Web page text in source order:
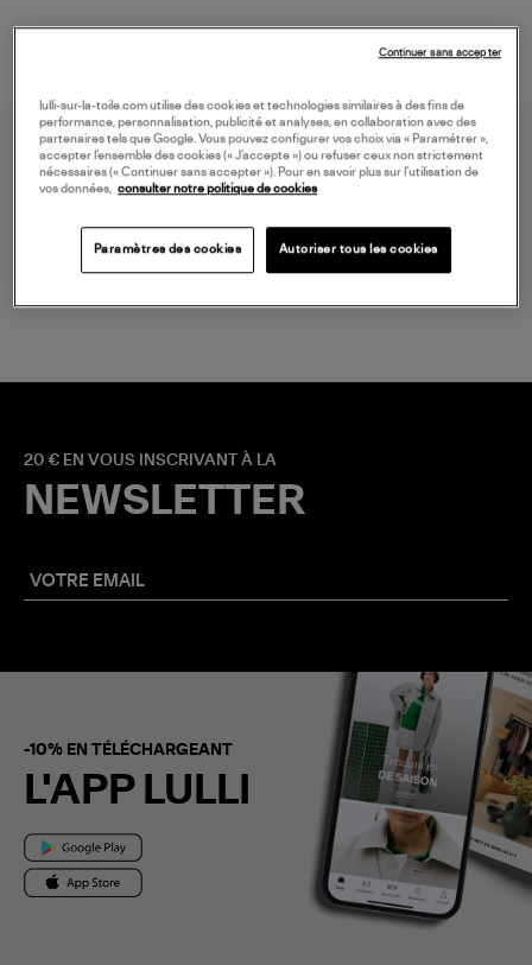
LIVRAISON GRATUITE
20 € EN VOUS INSCRIVANT À LA
NEWSLETTER
-10% EN TÉLÉCHARGEANT
L'APP LULLI
lulli-sur-la-toile.com utilise des cookies et technologies similaires à des fins de
performance, personnalisation, publicité et analyses, en collaboration avec des
partenaires tels que Google. Vous pouvez configurer vos choix via « Paramétrer »,
accepter l’ensemble des cookies (« J’accepte ») ou refuser ceux non strictement
nécessaires (« Continuer sans accepter »). Pour en savoir plus sur l’utilisation de
vos données, consulter notre politique de cookies
Paramètres des cookies Autoriser tous les cookies
Continuer sans accepter